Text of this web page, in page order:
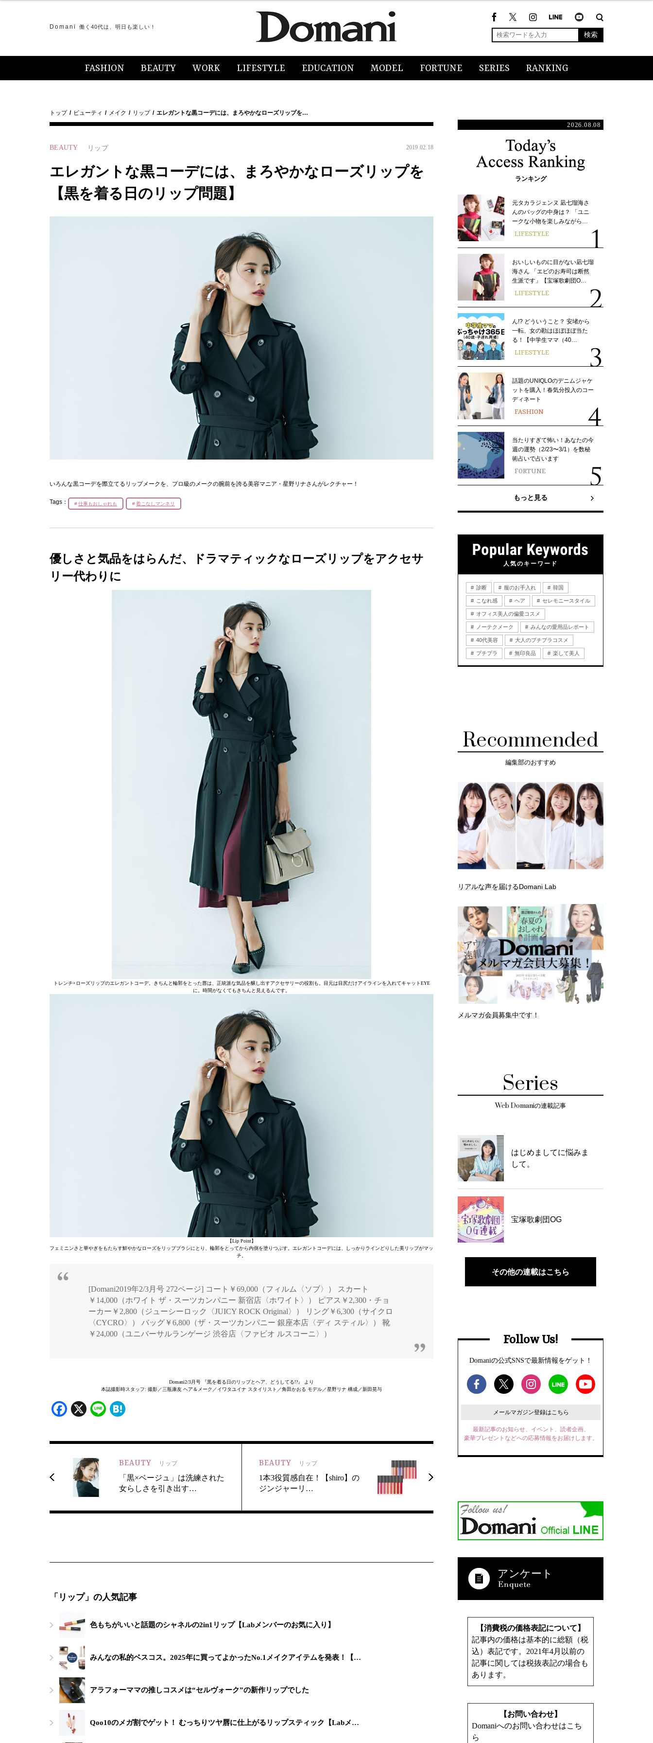
Domani 働く40代は、明日も楽しい！
検索
FASHION BEAUTY WORK LIFESTYLE EDUCATION MODEL FORTUNE SERIES RANKING
トップ ビューティ メイク リップ エレガントな黒コーデには、まろやかなローズリップを…
BEAUTY リップ 2019.02.18
エレガントな黒コーデには、まろやかなローズリップを
【黒を着る日のリップ問題】
いろんな黒コーデを際立てるリップメークを、プロ級のメークの腕前を誇る美容マニア・星野リナさんがレクチャー！
Tags： 仕事もおしゃれも 着こなしマンネリ
優しさと気品をはらんだ、ドラマティックなローズリップをアクセサ
リー代わりに
トレンチ×ローズリップのエレガントコーデ。きちんと輪郭をとった唇は、正統派な気品を醸し出すアクセサリーの役割も。目元は目尻だけアイラインを入れてキャットEYE
に。時間がなくてもきちんと見えるんです。
【Lip Point】
フェミニンさと華やぎをもたらす鮮やかなローズをリップブラシにとり、輪郭をとってから内側を塗りつぶす。エレガントコーデには、しっかりラインどりした美リップがマッ
チ。
[Domani2019年2/3月号 272ページ] コート￥69,000（フィルム〈ソブ〉） スカート
￥14,000（ホワイト ザ・スーツカンパニー 新宿店〈ホワイト〉） ピアス￥2,300・チョ
ーカー￥2,800（ジューシーロック〈JUICY ROCK Original〉） リング￥6,300（サイクロ
〈CYCRO〉） バッグ￥6,800（ザ・スーツカンパニー 銀座本店〈ディ スティル〉） 靴
￥24,000（ユニバーサルランゲージ 渋谷店〈ファビオ ルスコーニ〉）
Domani2/3月号 『黒を着る日のリップとヘア、どうしてる!?』 より
本誌撮影時スタッフ: 撮影／三瓶康友 ヘア＆メーク／イワタユイナ スタイリスト／角田かおる モデル／星野リナ 構成／新田晃与
Facebook
X Line
BEAUTY リップ
「黒×ベージュ」は洗練された
女らしさを引き出す…
BEAUTY リップ
1本3役質感自在！【shiro】の
ジンジャーリ…
「リップ」の人気記事
色もちがいいと話題のシャネルの2in1リップ【Labメンバーのお気に入り】
みんなの私的ベスコス。2025年に買ってよかったNo.1メイクアイテムを発表！【…
アラフォーママの推しコスメは“セルヴォーク”の新作リップでした
Qoo10のメガ割でゲット！ むっちりツヤ唇に仕上がるリップスティック【Labメ…
2026.08.08
ランキング
元タカラジェンヌ 凪七瑠海さ
んのバッグの中身は？ 「ユニ
ークな小物を楽しみながら…
LIFESTYLE
おいしいものに目がない凪七瑠
海さん 「エビのお寿司は断然
生派です」【宝塚歌劇団O…
LIFESTYLE
ん!? どういうこと？ 安堵から
一転、女の勘はほぼほぼ当た
る！【中学生ママ（40…
LIFESTYLE
話題のUNIQLOのデニムジャケ
ットを購入！春気分投入のコー
ディネート
FASHION
当たりすぎて怖い！あなたの今
週の運勢（2/23〜3/1）を数秘
術占いで占います
FORTUNE
もっと見る
人気のキーワード
診断 服のお手入れ 韓国
こなれ感 ヘア セレモニースタイル
オフィス美人の偏愛コスメ
ノーテクメーク みんなの愛用品レポート
40代美容 大人のプチプラコスメ
プチプラ 無印良品 楽して美人
Recommended
編集部のおすすめ
リアルな声を届けるDomani Lab
メルマガ会員募集中です！
Series
Web Domaniの連載記事
はじめましてに悩みま
して。
宝塚歌劇団OG
その他の連載はこちら
Follow Us!
Domaniの公式SNSで最新情報をゲット！
メールマガジン登録はこちら
最新記事のお知らせ、イベント、読者企画、
豪華プレゼントなどへの応募情報をお届けします。
アンケート
【消費税の価格表記について】
記事内の価格は基本的に総額（税
込）表記です。2021年4月以前の
記事に関しては税抜表記の場合も
あります。
【お問い合わせ】
Domaniへのお問い合わせはこち
ら